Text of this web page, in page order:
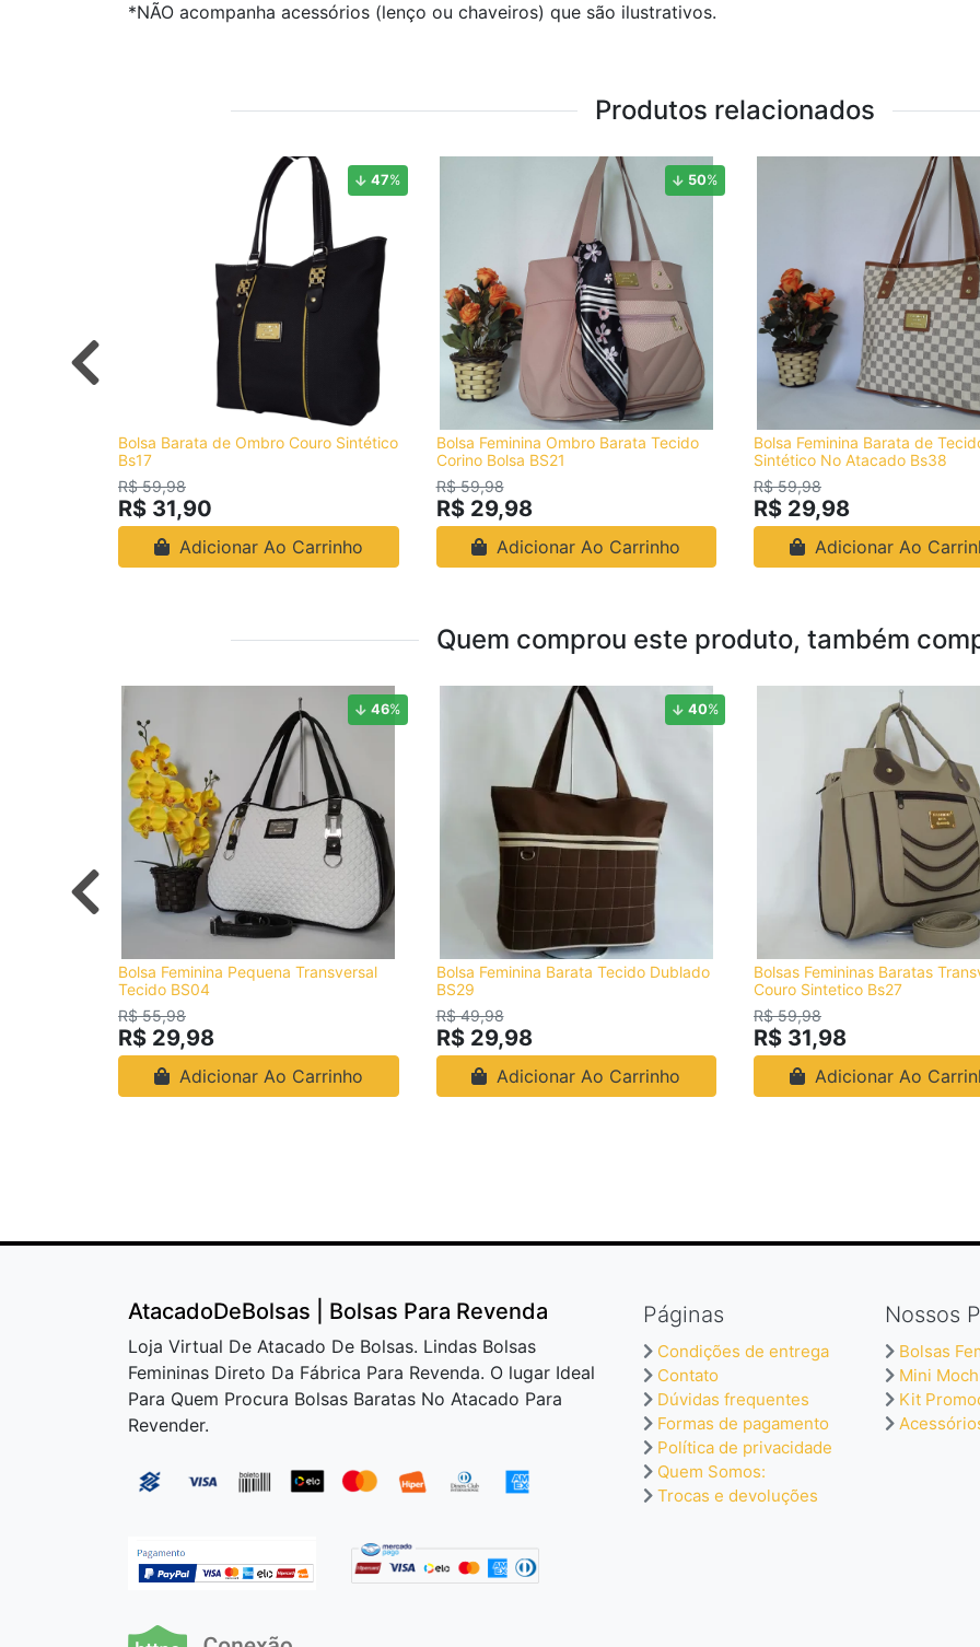
*NÃO acompanha acessórios (lenço ou chaveiros) que são ilustrativos.
Produtos relacionados
47%
Bolsa Barata de Ombro Couro Sintético
Bs17
R$ 59,98
R$ 31,90
Adicionar Ao Carrinho
50%
Bolsa Feminina Ombro Barata Tecido
Corino Bolsa BS21
R$ 59,98
R$ 29,98
Adicionar Ao Carrinho
Bolsa Feminina Barata de
Sintético No Atacado Bs38
R$ 59,98
R$ 29,98
Adicionar Ao
Quem comprou este produto, também
46%
Bolsa Feminina Pequena Transversal
Tecido BS04
R$ 55,98
R$ 29,98
Adicionar Ao Carrinho
40%
Bolsa Feminina Barata Tecido Dublado
BS29
R$ 49,98
R$ 29,98
Adicionar Ao Carrinho
Bolsas Femininas Baratas
Couro Sintetico Bs27
R$ 59,98
R$ 31,98
Adicionar Ao
Páginas
Condições de entrega
Contato
Dúvidas frequentes
Formas de pagamento
Política de privacidade
Quem Somos:
Trocas e devoluções
Nossos
Bolsas
Mini
Kit
AtacadoDeBolsas | Bolsas Para Revenda
Loja Virtual De Atacado De Bolsas. Lindas Bolsas
Femininas Direto Da Fábrica Para Revenda. O lugar Ideal
Para Quem Procura Bolsas Baratas No Atacado Para
Revender.